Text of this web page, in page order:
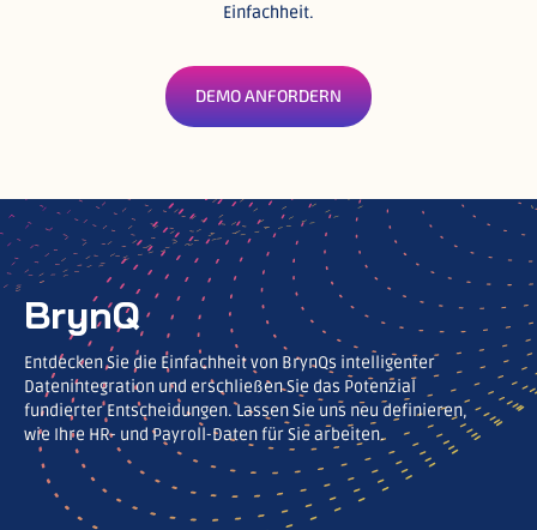
Einfachheit.
DEMO ANFORDERN
BrynQ
Entdecken Sie die Einfachheit von BrynQs intelligenter
Datenintegration und erschließen Sie das Potenzial
fundierter Entscheidungen. Lassen Sie uns neu definieren,
wie Ihre HR- und Payroll-Daten für Sie arbeiten.